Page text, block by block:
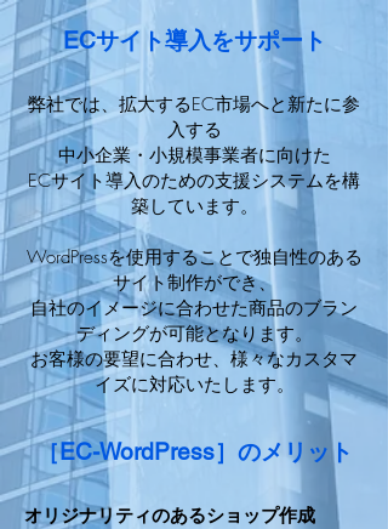
ECサイト導入をサポート
​弊社では、拡大するEC市場へと新たに参
入する
中小企業・小規模事業者に向けた
ECサイト導入のための支援システムを構
築しています。
WordPressを使用することで独自性のある
サイト制作ができ、
自社のイメージに合わせた商品のブラン
ディングが可能となります。
お客様の要望に合わせ、様々なカスタマ
イズに対応いたします。
［EC-WordPress］のメリット
オリジナリティのあるショップ作成